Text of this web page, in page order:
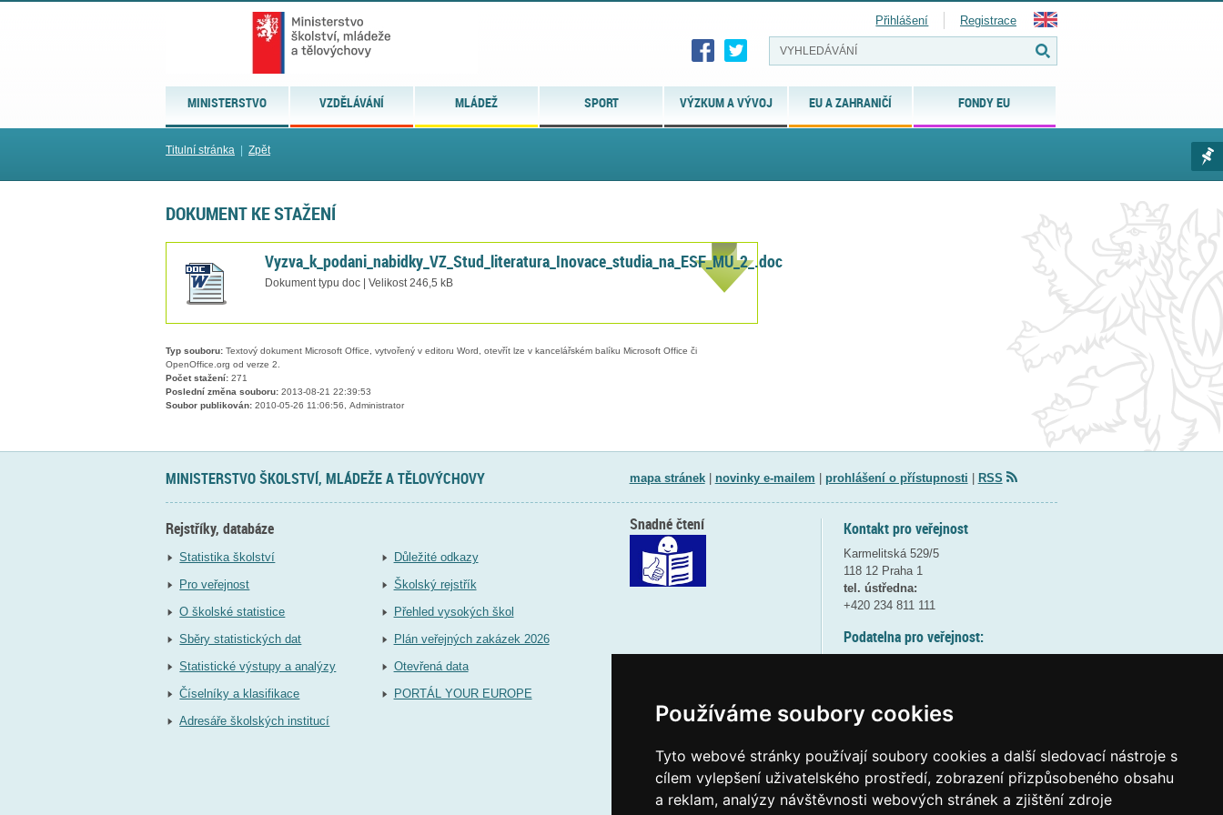
Používáme soubory cookies
Tyto webové stránky používají soubory cookies a další sledovací nástroje s
cílem vylepšení uživatelského prostředí, zobrazení přizpůsobeného obsahu
a reklam, analýzy návštěvnosti webových stránek a zjištění zdroje
MINISTERSTVO VZDĚLÁVÁNÍ MLÁDEŽ SPORT VÝZKUM A VÝVOJ EU A ZAHRANIČÍ FONDY EU
Přihlášení Registrace
Titulní stránka Zpět
DOKUMENT KE STAŽENÍ
Vyzva_k_podani_nabidky_VZ_Stud_literatura_Inovace_studia_na_ESF_MU_2_.doc
Dokument typu doc | Velikost 246,5 kB
Typ souboru: Textový dokument Microsoft Office, vytvořený v editoru Word, otevřít lze v kancelářském balíku Microsoft Office či
OpenOffice.org od verze 2.
Počet stažení: 271
Poslední změna souboru: 2013-08-21 22:39:53
Soubor publikován: 2010-05-26 11:06:56, Administrator
MINISTERSTVO ŠKOLSTVÍ, MLÁDEŽE A TĚLOVÝCHOVY mapa stránek| novinky e-mailem prohlášení o přístupnosti RSS
Rejstříky, databáze
Statistika školství
Pro veřejnost
O školské statistice
Sběry statistických dat
Statistické výstupy a analýzy
Číselníky a klasifikace
Adresáře školských institucí
Důležité odkazy
Školský rejstřík
Přehled vysokých škol
Plán veřejných zakázek 2026
Otevřená data
PORTÁL YOUR EUROPE
Kontakt pro veřejnost
Karmelitská 529/5
118 12 Praha 1
tel. ústředna:
+420 234 811 111
Podatelna pro veřejnost:
(více informací
Elektronická podatelna:
posta@msmtgov cz
Snadné čtení